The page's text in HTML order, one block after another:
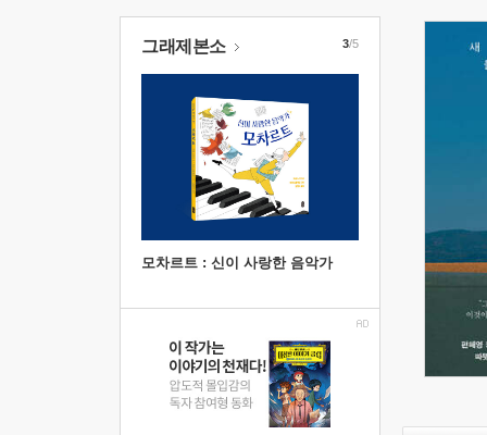
그래제본소
모차르트 : 신이 사랑한 음악가
3/5